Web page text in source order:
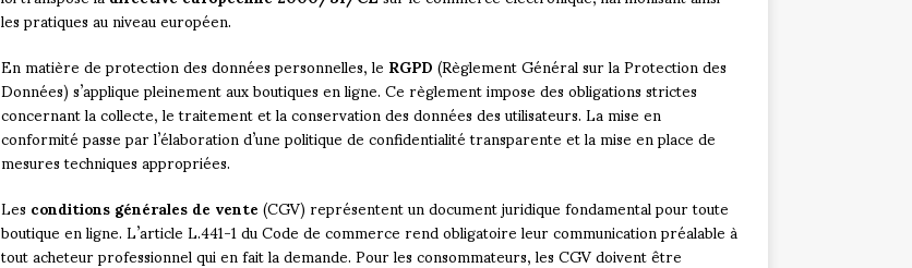
les pratiques au niveau européen.
En matière de protection des données personnelles, leRGPD(Règlement Général sur la Protection des
Données) s’applique pleinement aux boutiques en ligne. Ce règlement impose des obligations strictes
concernant la collecte, le traitement et la conservation des données des utilisateurs. La mise en
conformité passe par l’élaboration d’une politique de confidentialité transparente et la mise en place de
mesures techniques appropriées.
Lesconditions générales de vente(CGV) représentent un document juridique fondamental pour toute
boutique en ligne. L’article L.441-1 du Code de commerce rend obligatoire leur communication préalable à
tout acheteur professionnel qui en fait la demande. Pour les consommateurs, les CGV doivent être